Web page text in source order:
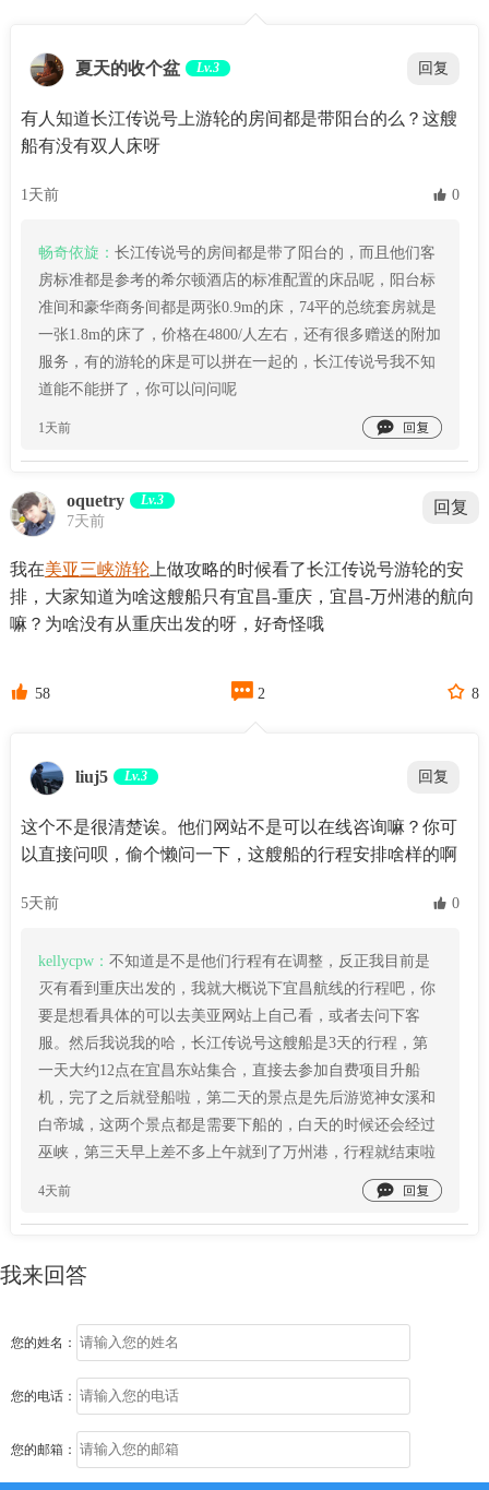
夏天的收个盆 Lv.3 回复
有人知道长江传说号上游轮的房间都是带阳台的么？这艘
船有没有双人床呀
1天前  0
畅奇依旋： 长江传说号的房间都是带了阳台的，而且他们客
房标准都是参考的希尔顿酒店的标准配置的床品呢，阳台标
准间和豪华商务间都是两张0.9m的床，74平的总统套房就是
一张1.8m的床了，价格在4800/人左右，还有很多赠送的附加
服务，有的游轮的床是可以拼在一起的，长江传说号我不知
道能不能拼了，你可以问问呢
1天前 
oquetry Lv.3
7天前
回复
我在美亚三峡游轮上做攻略的时候看了长江传说号游轮的安
排，大家知道为啥这艘船只有宜昌-重庆，宜昌-万州港的航向
嘛？为啥没有从重庆出发的呀，好奇怪哦
 58  2  8
liuj5 Lv.3 回复
这个不是很清楚诶。他们网站不是可以在线咨询嘛？你可
以直接问呗，偷个懒问一下，这艘船的行程安排啥样的啊
5天前  0
kellycpw： 不知道是不是他们行程有在调整，反正我目前是
灭有看到重庆出发的，我就大概说下宜昌航线的行程吧，你
要是想看具体的可以去美亚网站上自己看，或者去问下客
服。然后我说我的哈，长江传说号这艘船是3天的行程，第
一天大约12点在宜昌东站集合，直接去参加自费项目升船
机，完了之后就登船啦，第二天的景点是先后游览神女溪和
白帝城，这两个景点都是需要下船的，白天的时候还会经过
巫峡，第三天早上差不多上午就到了万州港，行程就结束啦
4天前 
我来回答
您的姓名：
您的电话：
您的邮箱：